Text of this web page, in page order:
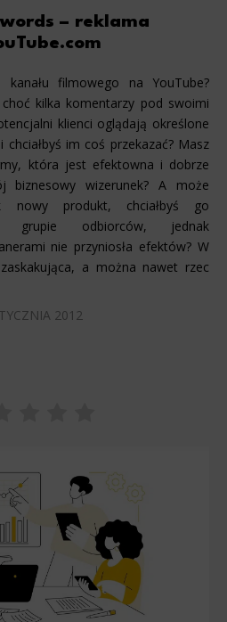
– reklama
filmowego na YouTube?
choć kilka komentarzy pod swoimi
klienci oglądają określone
im coś przekazać? Masz
która jest efektowna i dobrze
biznesowy wizerunek? A może
nowy produkt, chciałbyś go
grupie odbiorców, jednak
nie przyniosła efektów? W
a można nawet rzec
2012